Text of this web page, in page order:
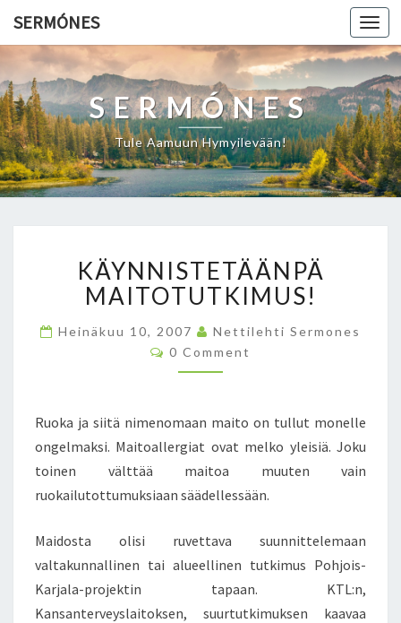
SERMÓNES
SERMÓNES
Tule Aamuun Hymyilevään!
Y
N
N
I
S
T
Ä
Ä
N
M
A
KÄYNNISTETÄÄNPÄ
MAITOTUTKIMUS!
Heinäkuu 10, 2007
Nettilehti Sermones
C
O
T
S
0 Comment
Ruoka ja siitä nimenomaan maito on tullut monelle
ongelmaksi. Maitoallergiat ovat melko yleisiä. Joku
toinen välttää maitoa muuten vain
ruokailutottumuksiaan säädellessään.
Maidosta olisi ruvettava suunnittelemaan
valtakunnallinen tai alueellinen tutkimus Pohjois-
Karjala-projektin tapaan. KTL:n,
Kansanterveyslaitoksen, suurtutkimuksen kaavaa